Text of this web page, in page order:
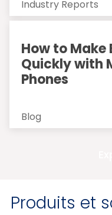
Industry Reports
How to Make
Quickly with
Phones
Blog
Produits et